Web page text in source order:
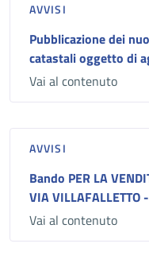
AVVISI
Pubblicazione dei
catastali oggetto di
Vai al contenuto
AVVISI
Bando PER LA
VIA VILLAFALLETTO
Vai al contenuto